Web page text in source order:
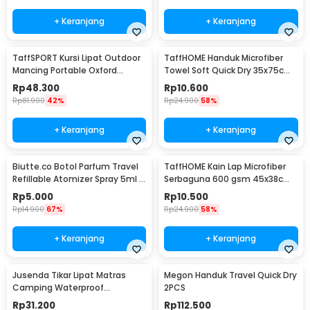
+ Keranjang + Keranjang
TaffSPORT Kursi Lipat Outdoor
Mancing Portable Oxford
Folding Chair - ZDY01
Rp48.300
Rp81.900 42%
+ Keranjang
TaffHOME Handuk Microfiber
Towel Soft Quick Dry 35x75cm
- S-20
Rp10.600
Rp24.900 58%
+ Keranjang
Biutte.co Botol Parfum Travel
Refillable Atomizer Spray 5ml -
AB-05
Rp5.000
Rp14.900 67%
+ Keranjang
TaffHOME Kain Lap Microfiber
Serbaguna 600 gsm 45x38cm 1
PCS - H-35G
Rp10.500
Rp24.900 58%
+ Keranjang
Jusenda Tikar Lipat Matras
Camping Waterproof
Aluminium Foil 147x150cm - HL-
Rp31.200
Megon Handuk Travel Quick Dry
2PCS
Rp112.500